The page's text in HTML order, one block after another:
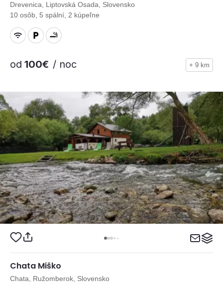
Drevenica, Liptovská Osada, Slovensko
10 osôb, 5 spální, 2 kúpeľne
od 100€ / noc + 9 km
Chata Miško
Chata, Ružomberok, Slovensko